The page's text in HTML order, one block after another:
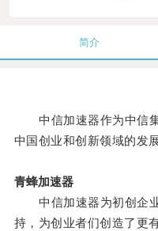
简介
中信加速器作为中信集
中国创业和创新领域的发
青蜂加速器
中信加速器为初创企业
持，为创业者们创造了更